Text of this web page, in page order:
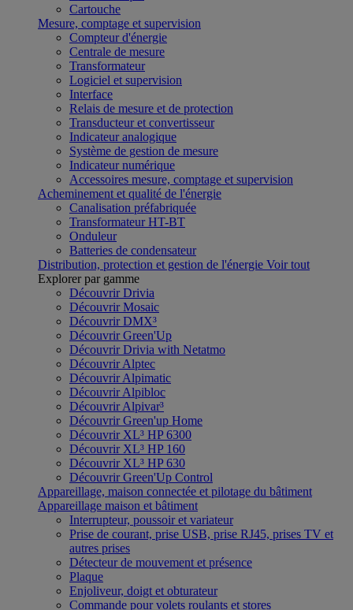
Cartouche
Mesure, comptage et supervision
Compteur d'énergie
Centrale de mesure
Transformateur
Logiciel et supervision
Interface
Relais de mesure et de protection
Transducteur et convertisseur
Indicateur analogique
Système de gestion de mesure
Indicateur numérique
Accessoires mesure, comptage et supervision
Acheminement et qualité de l'énergie
Canalisation préfabriquée
Transformateur HT-BT
Onduleur
Batteries de condensateur
Distribution, protection et gestion de l'énergie Voir tout
Explorer par gamme
Découvrir Drivia
Découvrir Mosaic
Découvrir DMX³
Découvrir Green'Up
Découvrir Drivia with Netatmo
Découvrir Alptec
Découvrir Alpimatic
Découvrir Alpibloc
Découvrir Alpivar³
Découvrir Green'up Home
Découvrir XL³ HP 6300
Découvrir XL³ HP 160
Découvrir XL³ HP 630
Découvrir Green'Up Control
Appareillage, maison connectée et pilotage du bâtiment
Appareillage maison et bâtiment
Interrupteur, poussoir et variateur
Prise de courant, prise USB, prise RJ45, prises TV et
autres prises
Détecteur de mouvement et présence
Plaque
Enjoliveur, doigt et obturateur
Commande pour volets roulants et stores